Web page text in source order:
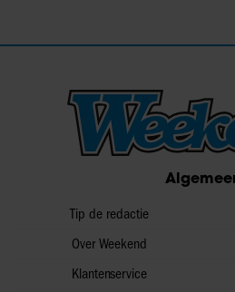
Tip de redactie
Over Weekend
Klantenservice